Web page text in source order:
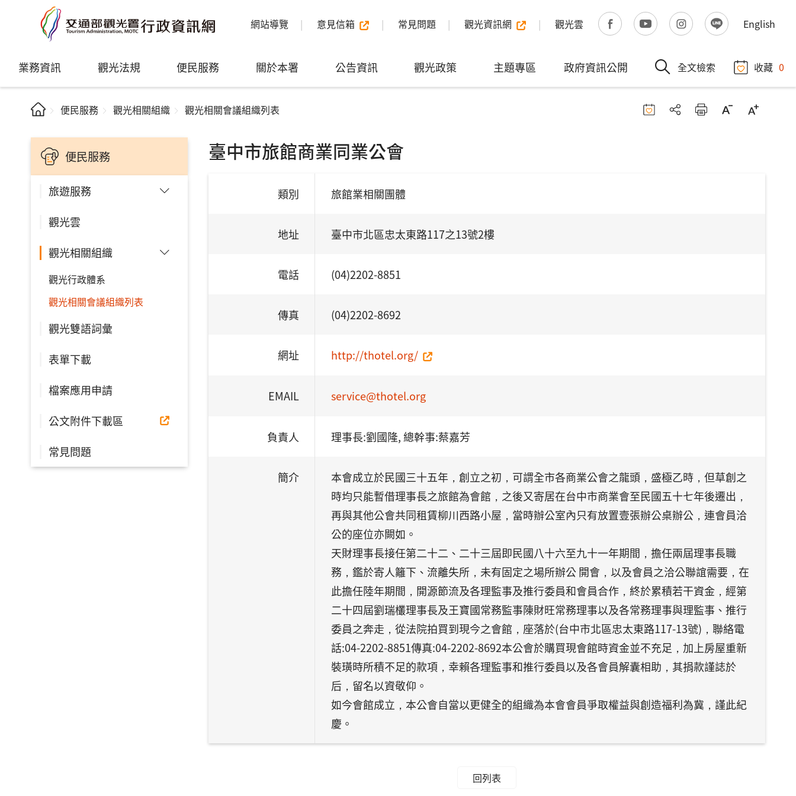
網站導覽 意見信箱 常見問題 觀光資訊網 觀光雲 English
業務資訊 觀光法規 便民服務 關於本署 公告資訊 觀光政策 主題專區 政府資訊公開 全文檢索 收藏 0
便民服務 觀光相關組織 觀光相關會議組織列表
便民服務
旅遊服務
觀光雲
觀光相關組織
觀光行政體系
觀光相關會議組織列表
觀光雙語詞彙
表單下載
檔案應用申請
公文附件下載區
常見問題
臺中市旅館商業同業公會
類別 旅館業相關團體
地址 臺中市北區忠太東路117之13號2樓
電話 (04)2202-8851
傳真 (04)2202-8692
網址 http://thotel.org/
EMAIL service@thotel.org
負責人 理事長:劉國隆, 總幹事:蔡嘉芳
簡介
本會成立於民國三十五年，創立之初，可謂全市各商業公會之龍頭，盛極乙時，但草創之
時均只能暫借理事長之旅館為會館，之後又寄居在台中市商業會至民國五十七年後遷出，
再與其他公會共同租賃柳川西路小屋，當時辦公室內只有放置壹張辦公桌辦公，連會員洽
公的座位亦闕如。
天財理事長接任第二十二、二十三屆即民國八十六至九十一年期間，擔任兩屆理事長職
務，鑑於寄人籬下、流離失所，未有固定之場所辦公 開會，以及會員之洽公聯誼需要，在
此擔任陸年期間，開源節流及各理監事及推行委員和會員合作，終於累積若干資金，經第
二十四屆劉瑞欉理事長及王寶國常務監事陳財旺常務理事以及各常務理事與理監事、推行
委員之奔走，從法院拍買到現今之會館，座落於(台中市北區忠太東路117-13號)，聯絡電
話:04-2202-8851傳真:04-2202-8692本公會於購買現會館時資金並不充足，加上房屋重新
裝璜時所積不足的款項，幸賴各理監事和推行委員以及各會員解囊相助，其捐款謹誌於
后，留名以資敬仰。
如今會館成立，本公會自當以更健全的組織為本會會員爭取權益與創造福利為冀，謹此紀
慶。
回列表